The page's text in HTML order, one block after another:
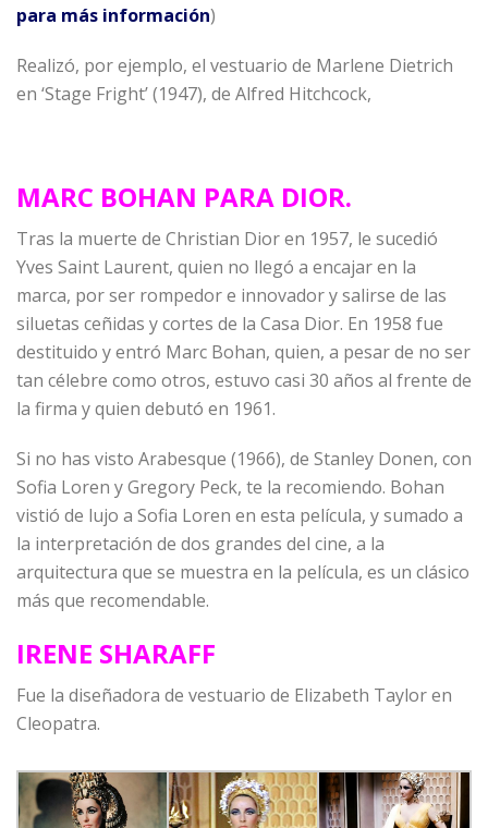
para más información)
Realizó, por ejemplo, el vestuario de Marlene Dietrich
en ‘Stage Fright’ (1947), de Alfred Hitchcock,
MARC BOHAN PARA DIOR.
Tras la muerte de Christian Dior en 1957, le sucedió
Yves Saint Laurent, quien no llegó a encajar en la
marca, por ser rompedor e innovador y salirse de las
siluetas ceñidas y cortes de la Casa Dior. En 1958 fue
destituido y entró Marc Bohan, quien, a pesar de no ser
tan célebre como otros, estuvo casi 30 años al frente de
la firma y quien debutó en 1961.
Si no has visto Arabesque (1966), de Stanley Donen, con
Sofia Loren y Gregory Peck, te la recomiendo. Bohan
vistió de lujo a Sofia Loren en esta película, y sumado a
la interpretación de dos grandes del cine, a la
arquitectura que se muestra en la película, es un clásico
más que recomendable.
IRENE SHARAFF
Fue la diseñadora de vestuario de Elizabeth Taylor en
Cleopatra.